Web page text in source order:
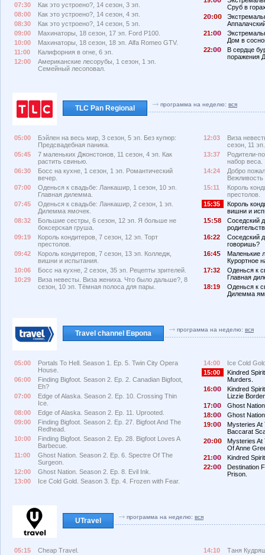
07:30
Как это устроено?, 14 сезон, 3 эп.
08:00
Как это устроено?, 14 сезон, 4 эп.
08:30
Как это устроено?, 14 сезон, 5 эп.
09:00
Махинаторы, 18 сезон, 17 эп. Ford P100.
10:00
Махинаторы, 18 сезон, 18 эп. Alfa Romeo GTV.
11:00
Калифорния в огне, 6 эп.
12:00
Американские лесорубы, 1 сезон, 1 эп.
Семейный лесоповал.
Сруб в
2
:
21:
Дом в
22:
В сердце
поражения
TLC Pan Regional программа на неделю: вся
05:00
Бэйлен на весь мир, 3 сезон, 5 эп. Без купюр:
Предсвадебная паника.
05:45
7 маленьких Джонстонов, 11 сезон, 4 эп. Как
растить свинью.
06:30
Босс на кухне, 1 сезон, 1 эп. Романтический
вечер.
07:00
Оденься к свадьбе: Ланкашир, 1 сезон, 10 эп.
Главная дилемма.
07:45
Оденься к свадьбе: Ланкашир, 2 сезон, 1 эп.
Дилемма ямочек.
08:32
Большие сестры, 6 сезон, 12 эп. Я больше не
боксерская груша.
09:19
Король кондитеров, 7 сезон, 12 эп. Торт
престолов.
09:42
Король кондитеров, 7 сезон, 13 эп. Колледж,
вишни и испытания.
10:06
Босс на кухне, 2 сезон, 35 эп. Рецепты зрителей.
10:29
Виза невесты. Виза жениха. Что было дальше?, 8
сезон, 10 эп. Тёмная полоса для пары.
12:03
Виза
сезон, 11
13:37
Родители-
набор веса.
14:24
Добро
Вежливость
15:11
Король
престолов.
15:35
Король
вишни и
1
: 8
Соседский
16:22
Соседский
говоришь?
16:4
Маленькие
Курортное
17:32
Оденься к
Главная
18:19
Оденься к
Дилемма
Travel channel Европа программа на неделю: вся
05:00
Portals To Hell. Season 1. Ep. 5. Twin City Opera
House.
06:00
Finding Bigfoot. Season 2. Ep. 2. Canadian Bigfoot,
Eh?
07:00
Edge of Alaska. Season 2. Ep. 10. Crossing Thin
Ice.
08:00
Edge of Alaska. Season 2. Ep. 11. Uprooted.
09:00
Finding Bigfoot. Season 2. Ep. 27. Bigfoot And The
Redhead.
10:00
Finding Bigfoot. Season 2. Ep. 28. Bigfoot Loves A
Barbecue.
11:00
Ghost Nation. Season 2. Ep. 6. Spectre Of The
Surgeon.
12:00
Ghost Nation. Season 2. Ep. 8. Evil Ink.
13:00
Ice Cold Gold. Season 3. Ep. 4. Frozen with Fear.
14:00
Ice Cold
15:00
Kindred
Murders.
16:
Kindred
Lizzie
17:
Ghost
18:
Ghost
19:
Mysteries At
Baccarat
2
:
Mysteries At
Of Anne
21:
Kindred
22:
Destination
Prison.
UTravel программа на неделю: вся
05:15 Cheap Travel. 14:10
Таня